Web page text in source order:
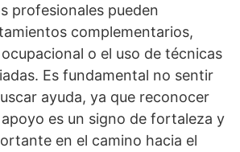
profesionales pueden
complementarios,
o el uso de técnicas
Es fundamental no sentir
ayuda, ya que reconocer
es un signo de fortaleza y
en el camino hacia el